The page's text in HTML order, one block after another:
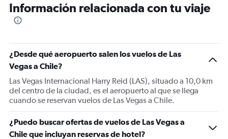
categories.
The
Y
axis
displaying
values.
Range:
0
1500.
Información relacionada con tu viaje
¿Desde qué aeropuerto salen los vuelos de Las
Vegas a Chile?
Las Vegas Internacional Harry Reid (LAS), situado a 10,0 km
del centro de la ciudad, es el aeropuerto al que se llega
cuando se reservan vuelos de Las Vegas a Chile.
¿Puedo buscar ofertas de vuelos de Las Vegas a
Chile que incluyan reservas de hotel?